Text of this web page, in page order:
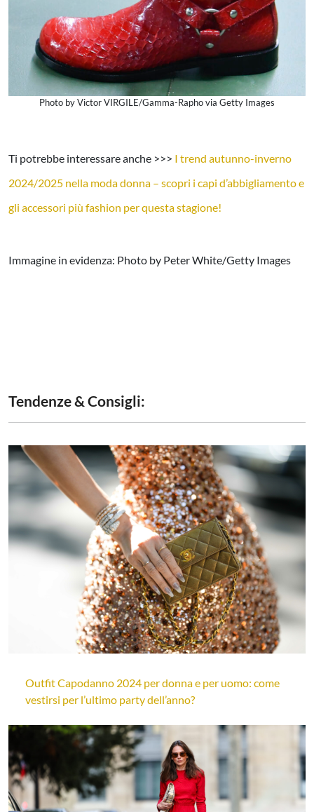
Photo by Victor VIRGILE/Gamma-Rapho via Getty Images
Ti potrebbe interessare anche >>> I trend autunno-inverno
2024/2025 nella moda donna – scopri i capi d’abbigliamento e
gli accessori più fashion per questa stagione!
Immagine in evidenza: Photo by Peter White/Getty Images
Tendenze & Consigli:
Outfit Capodanno 2024 per donna e per uomo: come
vestirsi per l’ultimo party dell’anno?